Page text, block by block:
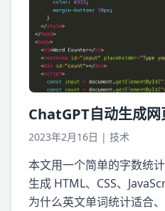
ChatGPT自动生成网
2023年2月16日 | 技术
本文用一个简单的字数统
生成 HTML、CSS、
为什么英文单词统计适合